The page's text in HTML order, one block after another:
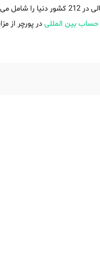
در بلژیک آغاز به کار کرده و تا به امروز شبکه ای شامل 10000
حساب بین المللیدر پورچر از